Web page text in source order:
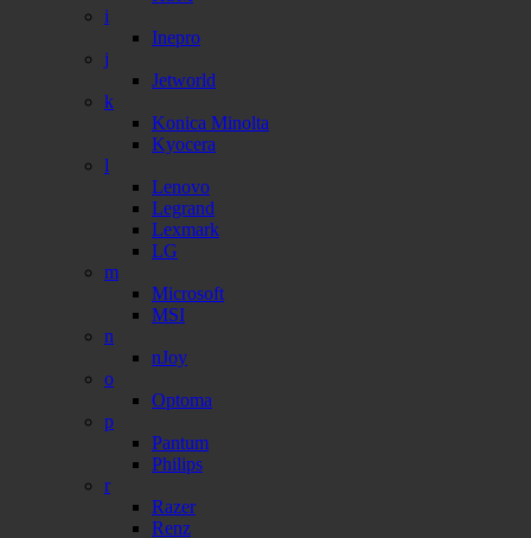
i
Inepro
j
Jetworld
k
Konica Minolta
Kyocera
l
Lenovo
Legrand
Lexmark
LG
m
Microsoft
MSI
n
nJoy
o
Optoma
p
Pantum
Philips
r
Razer
Renz